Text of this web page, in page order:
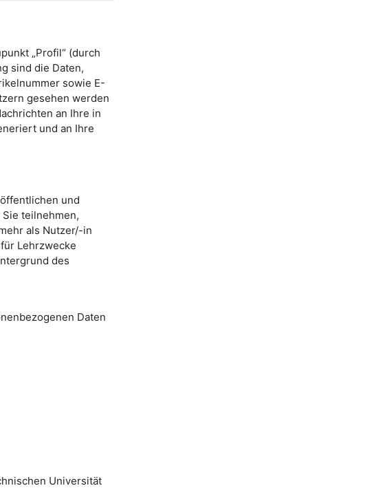
„Profil“ (durch
sind die Daten,
sowie E-
gesehen werden
an Ihre in
und an Ihre
und
teilnehmen,
als Nutzer/-in
Lehrzwecke
des
Daten
Universität